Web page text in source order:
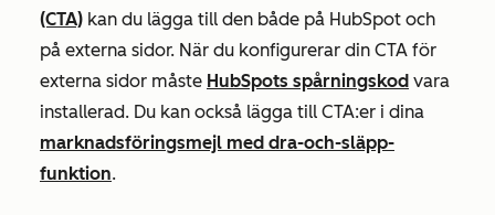
(CTA) kan du lägga till den både på HubSpot och
på externa sidor. När du konfigurerar din CTA för
externa sidor måste HubSpots spårningskod vara
installerad. Du kan också lägga till CTA:er i dina
marknadsföringsmejl med dra-och-släpp-
funktion.